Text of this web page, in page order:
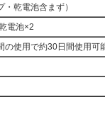
乾電池含まず）
電池×2
の使用で約30日間使用可